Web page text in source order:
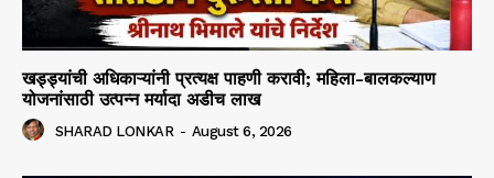
खड्ड्यांची अधिकाऱ्यांनी प्रत्यक्ष पाहणी करावी; महिला-बालकल्याण
योजनांसाठी उत्पन्न मर्यादा अडीच लाख
SHARAD LONKAR - August 6, 2026